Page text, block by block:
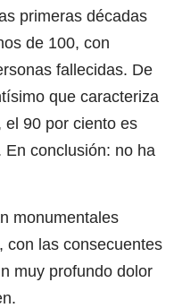
primeras décadas
de 100, con
fallecidas. De
que caracteriza
el 90 por ciento es
En conclusión: no ha
monumentales
con las consecuentes
muy profundo dolor